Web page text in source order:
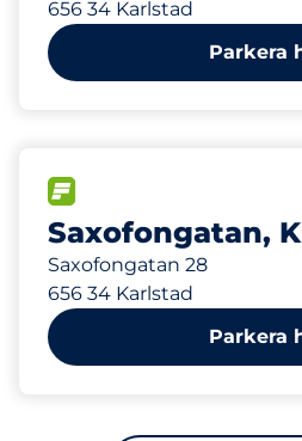
656 34 Karlstad
Parkera
Saxofongatan,
Saxofongatan 28
656 34 Karlstad
512 m
Parkera